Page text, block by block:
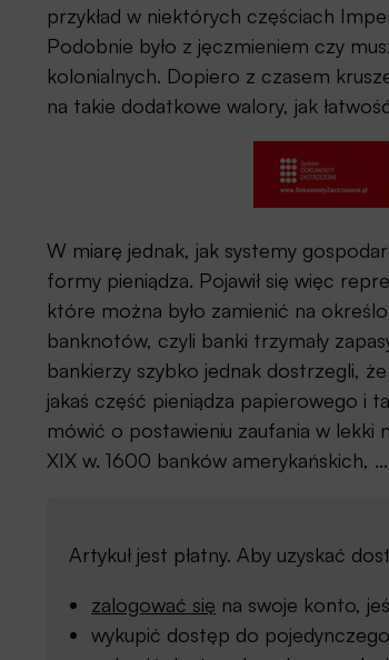
przykład w niektórych częściach
Podobnie było z jęczmieniem czy
kolonialnych. Dopiero z czasem
na takie dodatkowe walory, jak
W miarę jednak, jak systemy
formy pieniądza. Pojawił się więc
które można było zamienić na
banknotów, czyli banki trzymały
bankierzy szybko jednak dostrzegli,
jakaś część pieniądza papierowego i
mówić o postawieniu zaufania w lekki
XIX w. 1600 banków amerykańskich, ...
Artykuł jest płatny. Aby uzyskać
zalogować się na swoje konto,
wykupić dostęp do